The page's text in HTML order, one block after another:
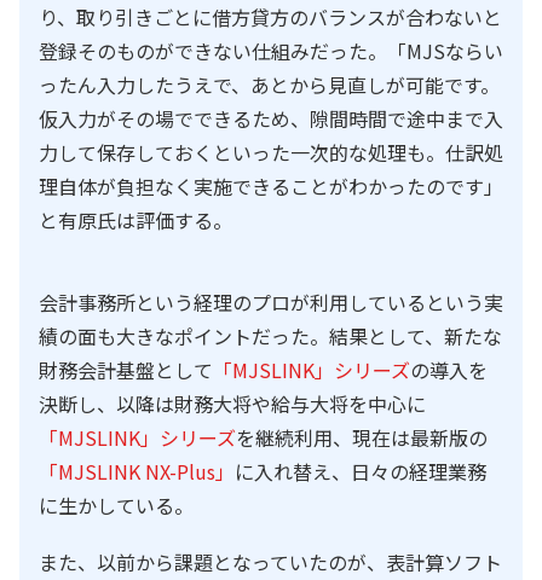
り、取り引きごとに借方貸方のバランスが合わないと
登録そのものができない仕組みだった。「MJSならい
ったん入力したうえで、あとから見直しが可能です。
仮入力がその場でできるため、隙間時間で途中まで入
力して保存しておくといった一次的な処理も。仕訳処
理自体が負担なく実施できることがわかったのです」
と有原氏は評価する。
会計事務所という経理のプロが利用しているという実
績の面も大きなポイントだった。結果として、新たな
財務会計基盤として 「MJSLINK」シリーズの導入を
決断し、以降は財務大将や給与大将を中心に
「MJSLINK」シリーズを継続利用、現在は最新版の
「MJSLINK NX-Plus」 に入れ替え、日々の経理業務
に生かしている。
また、以前から課題となっていたのが、表計算ソフト